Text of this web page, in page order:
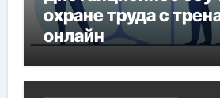
охране труда с
онлайн